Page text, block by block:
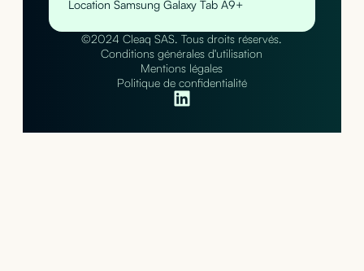
Location Samsung Galaxy Tab A9+
©2024 Cleaq SAS. Tous droits réservés.
Conditions générales d'utilisation
Mentions légales
Politique de confidentialité